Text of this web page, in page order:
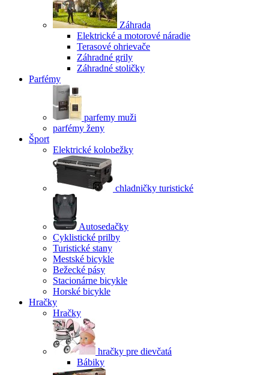
Záhrada
Elektrické a motorové náradie
Terasové ohrievače
Záhradné grily
Záhradné stoličky
Parfémy
parfemy muži
parfémy ženy
Šport
Elektrické kolobežky
chladničky turistické
Autosedačky
Cyklistické prilby
Turistické stany
Mestské bicykle
Bežecké pásy
Stacionárne bicykle
Horské bicykle
Hračky
Hračky
hračky pre dievčatá
Bábiky